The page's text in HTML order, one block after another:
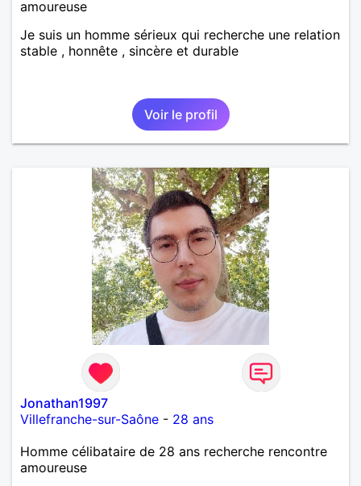
amoureuse
Je suis un homme sérieux qui recherche une relation
stable , honnête , sincère et durable
Voir le profil
Jonathan1997
Villefranche-sur-Saône - 28 ans
Homme célibataire de 28 ans recherche rencontre
amoureuse